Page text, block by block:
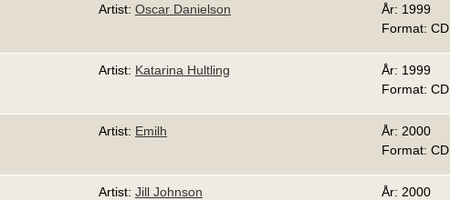
Artist: Oscar Danielson
År: 1999
Format: CD
Artist: Katarina Hultling
År: 1999
Format: CD
Artist: Emilh
År: 2000
Format: CD
Artist: Jill Johnson
År: 2000